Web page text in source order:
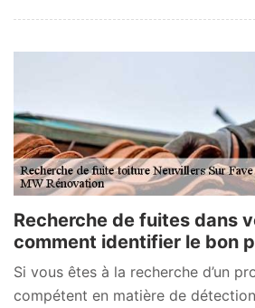
Recherche de fuites dans
comment identifier le bon
Si vous êtes à la recherche d’un
compétent en matière de